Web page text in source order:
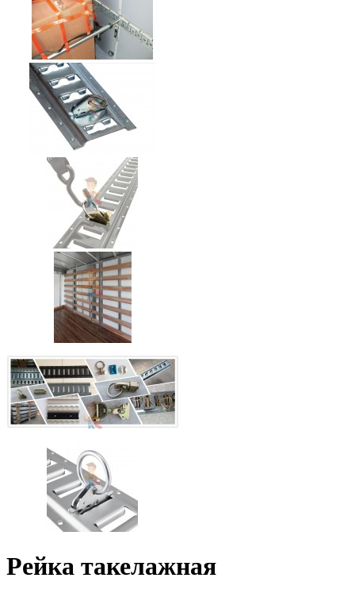
Рейка такелажная